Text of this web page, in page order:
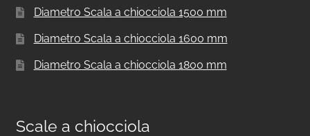
Diametro Scala a chiocciola 1500 mm
Diametro Scala a chiocciola 1600 mm
Diametro Scala a chiocciola 1800 mm
Scale a chiocciola